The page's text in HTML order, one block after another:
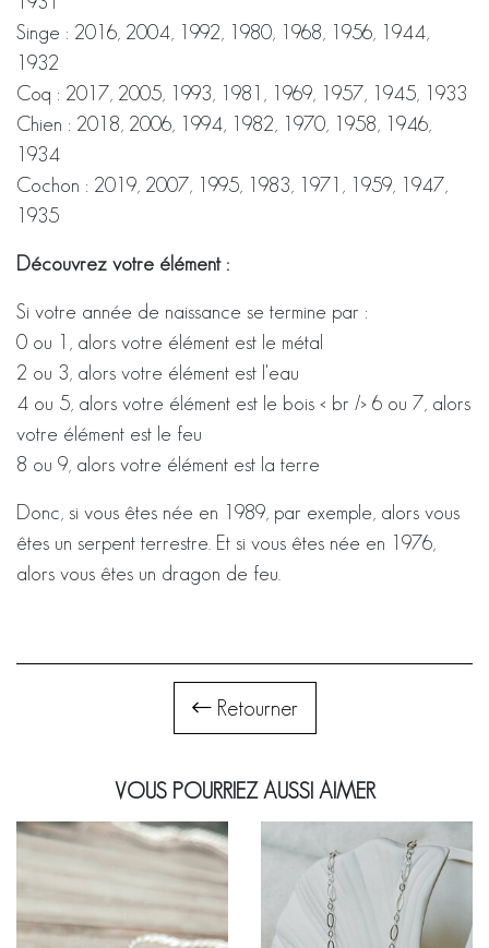
Singe : 2016, 2004, 1992, 1980, 1968, 1956, 1944,
1932
Coq : 2017, 2005, 1993, 1981, 1969, 1957, 1945, 1933
Chien : 2018, 2006, 1994, 1982, 1970, 1958, 1946,
1934
Cochon : 2019, 2007, 1995, 1983, 1971, 1959, 1947,
1935
Découvrez votre élément :
Si votre année de naissance se termine par :
0 ou 1, alors votre élément est le métal
2 ou 3, alors votre élément est l'eau
4 ou 5, alors votre élément est le bois < br /> 6 ou 7, alors
votre élément est le feu
8 ou 9, alors votre élément est la terre
Donc, si vous êtes née en 1989, par exemple, alors vous
êtes un serpent terrestre. Et si vous êtes née en 1976,
alors vous êtes un dragon de feu.
Retourner
VOUS POURRIEZ AUSSI AIMER